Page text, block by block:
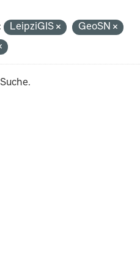
LeipziGIS
GeoSN